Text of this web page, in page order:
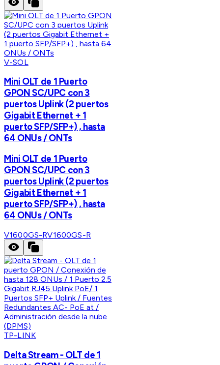
V-SOL
Mini OLT de 1 Puerto
GPON SC/UPC con 3
puertos Uplink (2 puertos
Gigabit Ethernet + 1
puerto SFP/SFP+) , hasta
64 ONUs / ONTs
Mini OLT de 1 Puerto
GPON SC/UPC con 3
puertos Uplink (2 puertos
Gigabit Ethernet + 1
puerto SFP/SFP+) , hasta
64 ONUs / ONTs
V1600GS-RV1600GS-R
TP-LINK
Delta Stream - OLT de 1